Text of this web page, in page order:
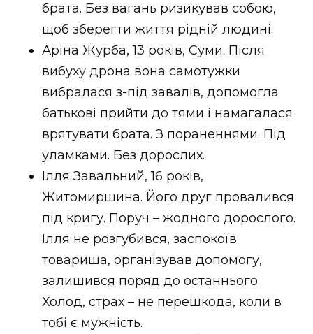
брата. Без вагань ризикував собою,
щоб зберегти життя рідній людині.
Аріна Журба, 13 років, Суми. Після
вибуху дрона вона самотужки
вибралася з-під завалів, допомогла
батькові прийти до тями і намагалася
врятувати брата. З пораненнями. Під
уламками. Без дорослих.
Ілля Завальний, 16 років,
Житомирщина. Його друг провалився
під кригу. Поруч – жодного дорослого.
Ілля не розгубився, заспокоїв
товариша, організував допомогу,
залишився поряд до останнього.
Холод, страх – не перешкода, коли в
тобі є мужність.